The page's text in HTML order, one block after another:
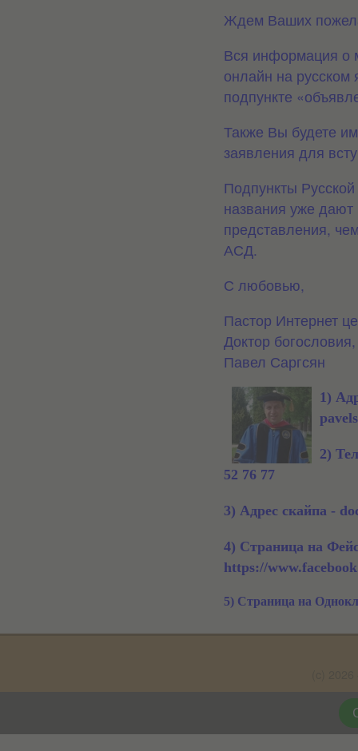
Ждем Ваших
Вся информация о
онлайн на русском
подпункте
Также Вы будете
заявления для
Подпункты
названия уже дают
представления,
АСД.
С любовью,
Пастор Интернет
Доктор богословия,
Павел Саргсян
1)
2)
52 76 77
3) Адрес скайпа -
4) Страница на
https://
5) Страница на